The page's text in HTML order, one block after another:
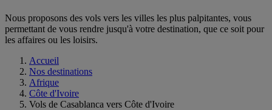
Nous proposons des vols vers les villes les plus palpitantes, vous
permettant de vous rendre jusqu'à votre destination, que ce soit pour
les affaires ou les loisirs.
Accueil
Nos destinations
Afrique
Côte d'Ivoire
Vols de Casablanca vers Côte d'Ivoire